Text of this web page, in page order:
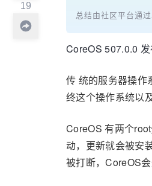
19
总结由社区平台通
CoreOS 507.0.0
传 统的服务器操作
终这个操作系统以
CoreOS 有两个
动，更新就会被安
被打断，CoreOS